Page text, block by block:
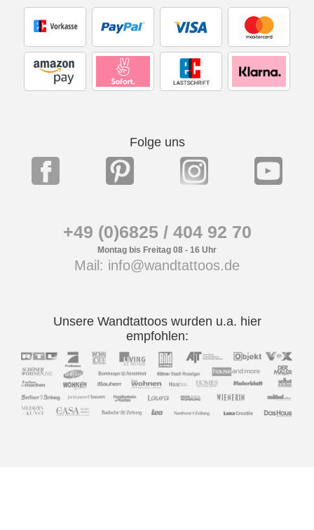
Folge uns
+49 (0)6825 / 404 92 70
Montag bis Freitag 08 - 16 Uhr
Mail: info@wandtattoos.de
Unsere Wandtattoos wurden u.a. hier
empfohlen: